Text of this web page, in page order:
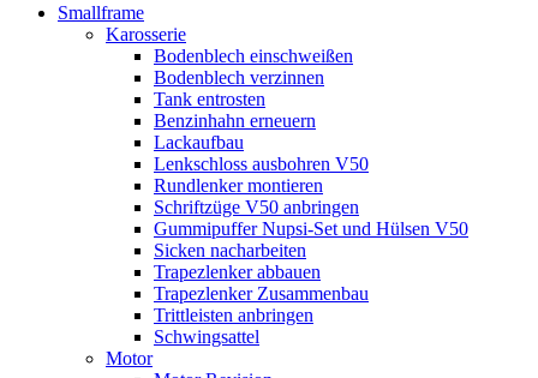
Smallframe
Karosserie
Bodenblech einschweißen
Bodenblech verzinnen
Tank entrosten
Benzinhahn erneuern
Lackaufbau
Lenkschloss ausbohren V50
Rundlenker montieren
Schriftzüge V50 anbringen
Gummipuffer Nupsi-Set und Hülsen V50
Sicken nacharbeiten
Trapezlenker abbauen
Trapezlenker Zusammenbau
Trittleisten anbringen
Schwingsattel
Motor